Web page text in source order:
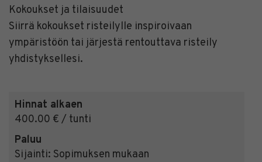
Kokoukset ja tilaisuudet
Siirrä kokoukset risteilylle inspiroivaan
ympäristöön tai järjestä rentouttava risteily
yhdistyksellesi.
Hinnat alkaen
400.00 € / tunti
Paluu
Sijainti: Sopimuksen mukaan